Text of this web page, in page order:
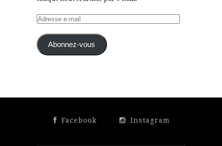
Adresse
mail Abonnez-vous
Facebook Instagram